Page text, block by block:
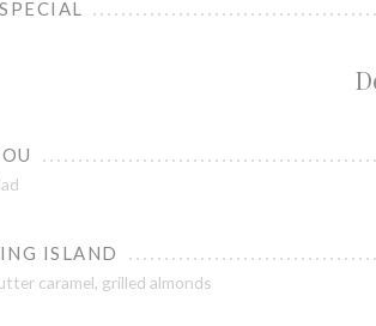
ISLAND
caramel, grilled almonds